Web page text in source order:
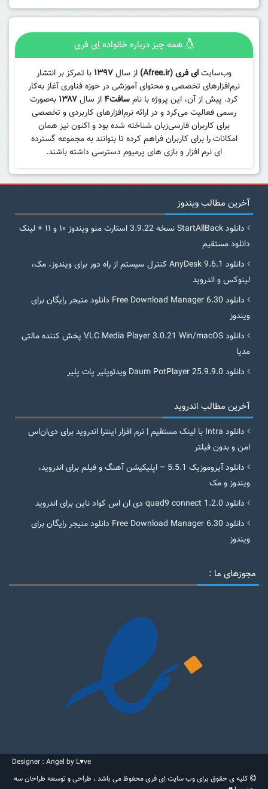
همه چیز درباره خانواده اِی فری
وب‌سایتای فری (Afree.ir) از سال۱۳۹۷ با تمرکز بر انتشار
نرم‌افزارهای تخصصی و محتوای آموزشی در حوزه فناوری آغاز به‌کار
کرد. پیش از آن، این پروژه با نامسافت۴ از سال۱۳۸۷ به‌صورت
رسمی فعالیت می‌کرد و در ارائه نرم‌افزارهای کاربردی و تخصصی
برای کاربران فارسی‌زبان شناخته شده بود و اکنون نیز همان
امکانات را برای کاربران فراهم کرده تا بتوانند به مجموعه گسترده
ای نرم افزار و بازی های پرمیوم دسترسی داشته باشند.
آخرین مطالب ویندوز
دانلود StartAllBack نسخه 3.9.22 استارت منو ویندوز ۱۰ و ۱۱ + لینک
دانلود مستقیم
دانلود AnyDesk 9.6.1 کنترل سیستم از راه دور برای ویندوز، مک،
لینوکس و اندروید
دانلود Free Download Manager 6.30 دانلود منیجر رایگان برای
ویندوز
دانلود VLC Media Player 3.0.21 Win/macOS پخش کننده مالتی
مدیا
دانلود Daum PotPlayer 25.9.9.0 ویدئوپلیر پات پلیر
آخرین مطالب اندروید
دانلود Intra با لینک مستقیم | نرم افزار اینترا اندروید برای دی‌ان‌اس
امن و بدون فیلتر
دانلود آیروموزیک 5.5.1 – اپلیکیشن آهنگ و فیلم برای اندروید،
ویندوز و مک
دانلود quad9 connect 1.2.0 دی ان اس کواد ناین برای اندروید
دانلود Free Download Manager 6.30 دانلود منیجر رایگان برای
ویندوز
مجوزهای ما :
Designer : Angel by L♥ve
کلیه ی حقوق برای وب سایت اِی فری محفوظ می باشد ، طراحی و توسعه طراحان سه